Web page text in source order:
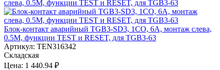
Блок-контакт аварийный TGB3-SD3, 1CO, 6A, монтаж слева,
0.5M, функции TEST и RESET, для TGB3-63
Артикул: TEN316342
Складская
Цена: 1 440.94 ₽